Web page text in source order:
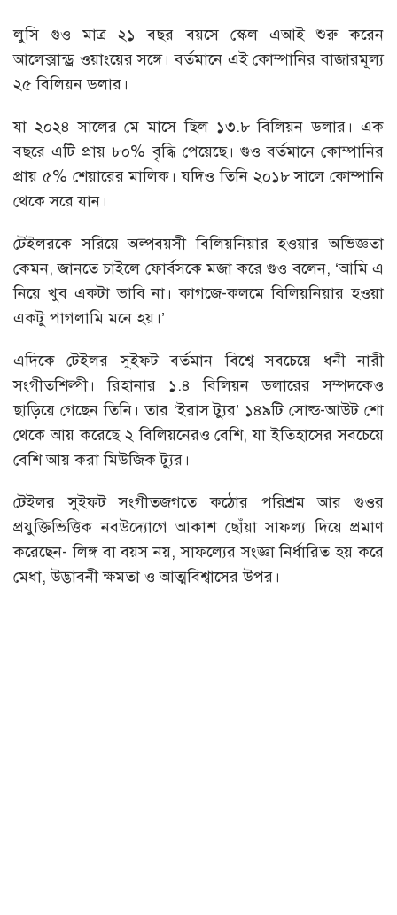
লুসি গুও মাত্র ২১ বছর বয়সে স্কেল এআই শুরু করেন
আলেক্সান্ড্র ওয়াংয়ের সঙ্গে। বর্তমানে এই কোম্পানির বাজারমূল্য
২৫ বিলিয়ন ডলার।
যা ২০২৪ সালের মে মাসে ছিল ১৩.৮ বিলিয়ন ডলার। এক
বছরে এটি প্রায় ৮০% বৃদ্ধি পেয়েছে। গুও বর্তমানে কোম্পানির
প্রায় ৫% শেয়ারের মালিক। যদিও তিনি ২০১৮ সালে কোম্পানি
থেকে সরে যান।
টেইলরকে সরিয়ে অল্পবয়সী বিলিয়নিয়ার হওয়ার অভিজ্ঞতা
কেমন, জানতে চাইলে ফোর্বসকে মজা করে গুও বলেন, ‘আমি এ
নিয়ে খুব একটা ভাবি না। কাগজে-কলমে বিলিয়নিয়ার হওয়া
একটু পাগলামি মনে হয়।’
এদিকে টেইলর সুইফট বর্তমান বিশ্বে সবচেয়ে ধনী নারী
সংগীতশিল্পী। রিহানার ১.৪ বিলিয়ন ডলারের সম্পদকেও
ছাড়িয়ে গেছেন তিনি। তার ‘ইরাস ট্যুর’ ১৪৯টি সোল্ড-আউট শো
থেকে আয় করেছে ২ বিলিয়নেরও বেশি, যা ইতিহাসের সবচেয়ে
বেশি আয় করা মিউজিক ট্যুর।
টেইলর সুইফট সংগীতজগতে কঠোর পরিশ্রম আর গুওর
প্রযুক্তিভিত্তিক নবউদ্যোগে আকাশ ছোঁয়া সাফল্য দিয়ে প্রমাণ
করেছেন- লিঙ্গ বা বয়স নয়, সাফল্যের সংজ্ঞা নির্ধারিত হয় করে
মেধা, উদ্ভাবনী ক্ষমতা ও আত্মবিশ্বাসের উপর।